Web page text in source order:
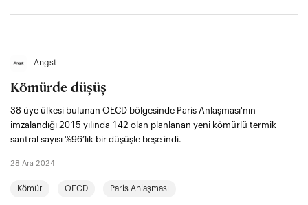
Angst
Kömürde düşüş
38 üye ülkesi bulunan OECD bölgesinde Paris Anlaşması'nın
imzalandığı 2015 yılında 142 olan planlanan yeni kömürlü termik
santral sayısı %96’lık bir düşüşle beşe indi.
28 Ara 2024
Kömür OECD Paris Anlaşması